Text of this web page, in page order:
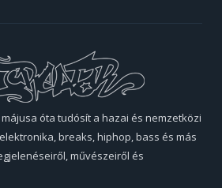
óta tudósít a hazai és nemzetközi
breaks, hiphop, bass és más
művészeiről és